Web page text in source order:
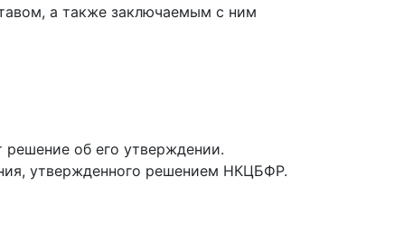
а также заключаемым с ним
решение об его утверждении.
утвержденного решением НКЦБФР.